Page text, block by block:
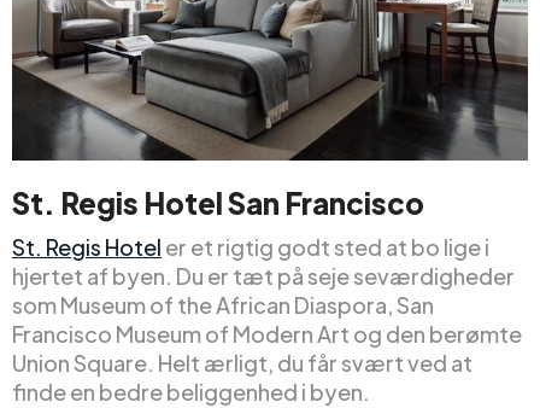
St. Regis Hotel San Francisco
St. Regis Hotel er et rigtig godt sted at bo lige i
hjertet af byen. Du er tæt på seje seværdigheder
som Museum of the African Diaspora, San
Francisco Museum of Modern Art og den berømte
Union Square. Helt ærligt, du får svært ved at
finde en bedre beliggenhed i byen.